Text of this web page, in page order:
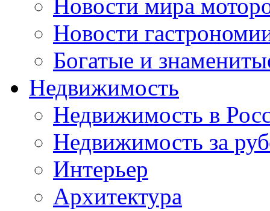
Новости мира
Новости
Богатые и
Недвижимость
Недвижимость в
Недвижимость за
Интерьер
Архитектура